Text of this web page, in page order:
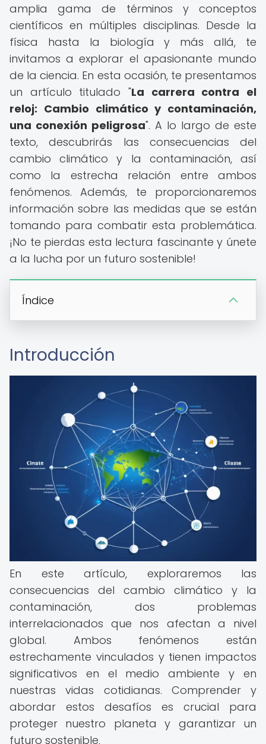
amplia gama de términos y conceptos
científicos en múltiples disciplinas. Desde la
física hasta la biología y más allá, te
invitamos a explorar el apasionante mundo
de la ciencia. En esta ocasión, te presentamos
un artículo titulado "La carrera contra el
reloj: Cambio climático y contaminación,
una conexión peligrosa". A lo largo de este
texto, descubrirás las consecuencias del
cambio climático y la contaminación, así
como la estrecha relación entre ambos
fenómenos. Además, te proporcionaremos
información sobre las medidas que se están
tomando para combatir esta problemática.
¡No te pierdas esta lectura fascinante y únete
a la lucha por un futuro sostenible!
Índice
Introducción
En este artículo, exploraremos las
consecuencias del cambio climático y la
contaminación, dos problemas
interrelacionados que nos afectan a nivel
global. Ambos fenómenos están
estrechamente vinculados y tienen impactos
significativos en el medio ambiente y en
nuestras vidas cotidianas. Comprender y
abordar estos desafíos es crucial para
proteger nuestro planeta y garantizar un
futuro sostenible.